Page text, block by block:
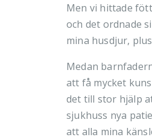
Men vi hittade
och det ordnade
mina husdjur,
Medan
att få mycket
det till stor hjälp
sjukhuss nya
att alla mina